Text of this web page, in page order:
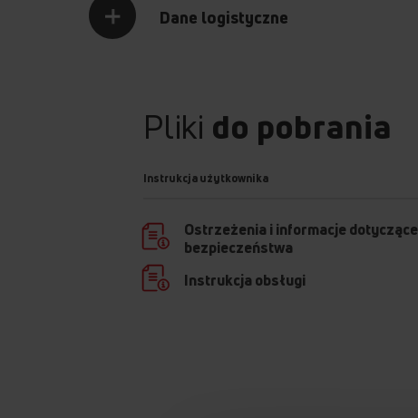
Dane logistyczne
Pliki do pobrania
Instrukcja użytkownika
Ostrzeżenia i informacje dotyczące
bezpieczeństwa
Instrukcja obsługi